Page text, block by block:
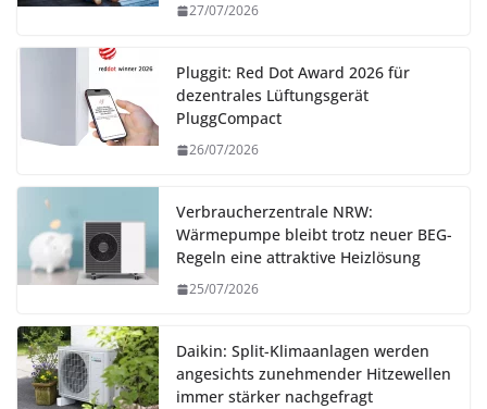
27/07/2026
Pluggit: Red Dot Award 2026 für
dezentrales Lüftungsgerät
PluggCompact
26/07/2026
Verbraucherzentrale NRW:
Wärmepumpe bleibt trotz neuer BEG-
Regeln eine attraktive Heizlösung
25/07/2026
Daikin: Split-Klimaanlagen werden
angesichts zunehmender Hitzewellen
immer stärker nachgefragt